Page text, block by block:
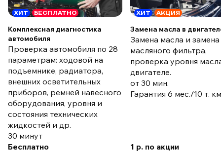
ХИТ БЕСПЛАТНО
Комплексная диагностика
автомобиля
Проверка автомобиля по 28
параметрам: ходовой на
подъемнике, радиатора,
внешних осветительных
приборов, ремней навесного
оборудования, уровня и
состояния технических
жидкостей и др.
30 минут
Бесплатно
ХИТ АКЦИЯ
Замена масла в
Замена масла и замена
масляного фильтра,
проверка уровня
двигателе.
от 30 мин.
Гарантия 6 мес./10 т.
1 р. по акции